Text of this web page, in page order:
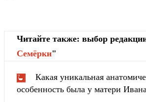
Читайте также: выбор
Cемёрки"
Какая уникальная
особенность была у матери